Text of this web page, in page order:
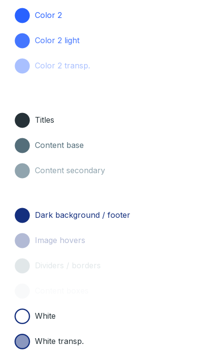
Color 2
Color 2 light
Color 2 transp.
Titles
Content base
Content secondary
Dark background / footer
Image hovers
Dividers / borders
White
White transp.